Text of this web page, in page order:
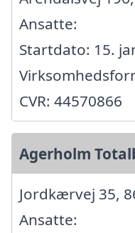
Ansatte:
Startdato: 15.
CVR: 44570866
Agerholm
Jordkærvej 35,
Ansatte: